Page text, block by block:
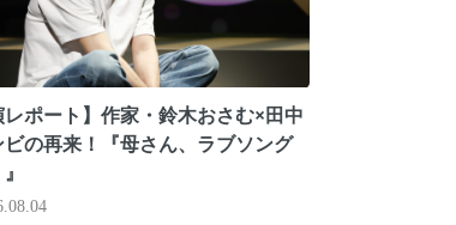
レポート】作家・鈴木おさむ×田中
の再来！『母さん、ラブソング